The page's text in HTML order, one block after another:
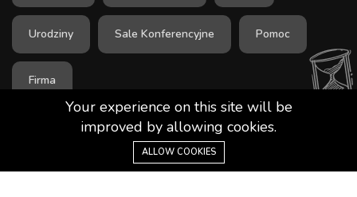
Urodziny Sale Konferencyjne Pomoc
Firma
Your experience on this site will be
improved by allowing cookies.
ALLOW COOKIES